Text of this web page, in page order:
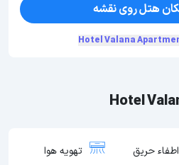
اطفاء حریق تهویه هوا
هتل روی نقشه